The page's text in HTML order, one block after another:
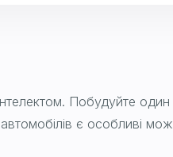
Побудуйте
є особливі